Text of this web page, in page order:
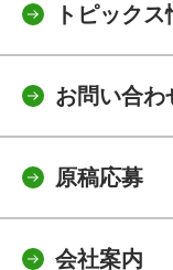
トピックス
お問い合わ
原稿応募
会社案内